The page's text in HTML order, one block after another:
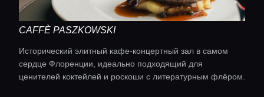
CAFFÈ PASZKOWSKI
Исторический элитный кафе-концертный зал в самом
сердце Флоренции, идеально подходящий для
ценителей коктейлей и роскоши с литературным флёром.